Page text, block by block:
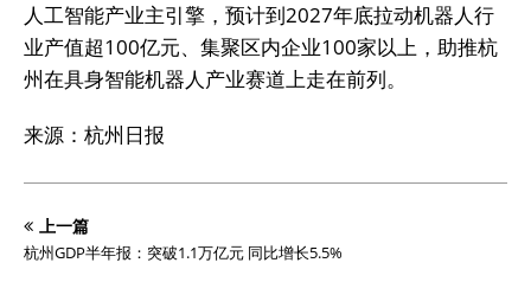
人工智能产业主引擎，预计到2027年底拉动机器人行
业产值超100亿元、集聚区内企业100家以上，助推杭
州在具身智能机器人产业赛道上走在前列。
来源：杭州日报
上一篇
杭州GDP半年报：突破1.1万亿元 同比增长5.5%